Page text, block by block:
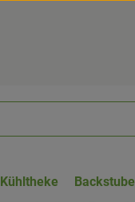
Kühltheke Backstube